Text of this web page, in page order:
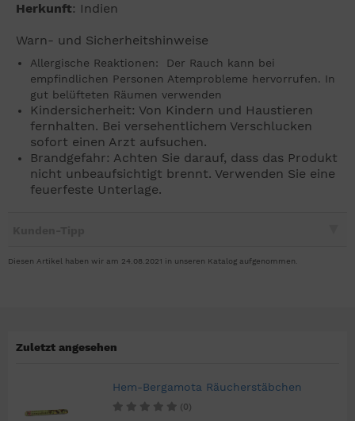
Herkunft: Indien
Warn- und Sicherheitshinweise
Allergische Reaktionen: Der Rauch kann bei
empfindlichen Personen Atemprobleme hervorrufen. In
gut belüfteten Räumen verwenden
Kindersicherheit: Von Kindern und Haustieren
fernhalten. Bei versehentlichem Verschlucken
sofort einen Arzt aufsuchen.
Brandgefahr: Achten Sie darauf, dass das Produkt
nicht unbeaufsichtigt brennt. Verwenden Sie eine
feuerfeste Unterlage.
Diesen Artikel haben wir am 24.08.2021 in unseren Katalog aufgenommen.
Zuletzt angesehen
Hem-Bergamota Räucherstäbchen
(0)